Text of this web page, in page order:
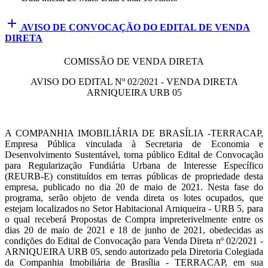
add AVISO DE CONVOCAÇÃO DO EDITAL DE VENDA
DIRETA
COMISSÃO DE VENDA DIRETA
AVISO DO EDITAL Nº 02/2021 - VENDA DIRETA
ARNIQUEIRA URB 05
A COMPANHIA IMOBILIÁRIA DE BRASÍLIA -TERRACAP,
Empresa Pública vinculada à Secretaria de Economia e
Desenvolvimento Sustentável, torna público Edital de Convocação
para Regularização Fundiária Urbana de Interesse Específico
(REURB-E) constituídos em terras públicas de propriedade desta
empresa, publicado no dia 20 de maio de 2021. Nesta fase do
programa, serão objeto de venda direta os lotes ocupados, que
estejam localizados no Setor Habitacional Arniqueira - URB 5, para
o qual receberá Propostas de Compra impreterivelmente entre os
dias 20 de maio de 2021 e 18 de junho de 2021, obedecidas as
condições do Edital de Convocação para Venda Direta nº 02/2021 -
ARNIQUEIRA URB 05, sendo autorizado pela Diretoria Colegiada
da Companhia Imobiliária de Brasília - TERRACAP, em sua